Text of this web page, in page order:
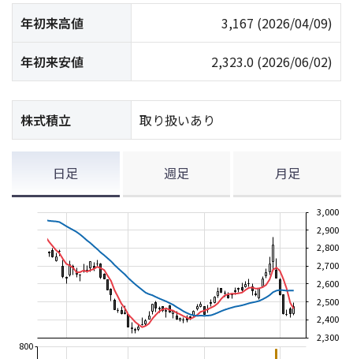
年初来高値 3,167 (2026/04/09)
年初来安値 2,323.0 (2026/06/02)
株式積立 取り扱いあり
日足 週足 月足
2,300
2,400
2,500
2,600
2,700
2,800
2,900
3,000
800